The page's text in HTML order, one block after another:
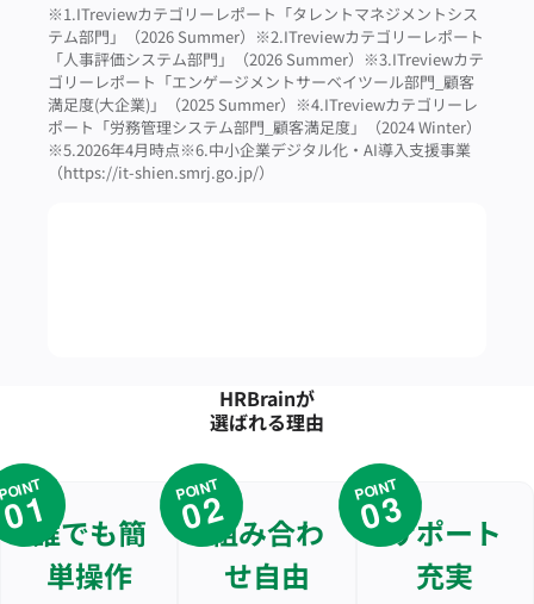
※1.ITreviewカテゴリーレポート「タレントマネジメントシス
テム部門」（2026 Summer） ※2.ITreviewカテゴリーレポート
「人事評価システム部門」（2026 Summer） ※3.ITreviewカテ
ゴリーレポート「エンゲージメントサーベイツール部門_顧客
満足度(大企業)」（2025 Summer） ※4.ITreviewカテゴリーレ
ポート「労務管理システム部門_顧客満足度」（2024 Winter）
※5.2026年4月時点※6.中小企業デジタル化・AI導入支援事業
（https://it-shien.smrj.go.jp/）
HRBrainが
選ばれる理由
誰でも簡
単操作
POINT
02組み合わ
せ自由
POINT
03サポート
充実